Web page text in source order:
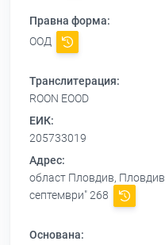
Правна форма:
ООД
Транслитерация:
ROON EOOD
ЕИК:
205733019
Адрес:
област Пловдив,
септември" 268
Основана: